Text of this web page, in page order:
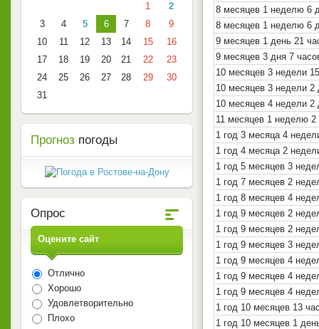
8 месяцев 1 неделю 6
8 месяцев 1 неделю 6
9 месяцев 1 день 21
9 месяцев 3 дня 7
10 месяцев 3 недели
10 месяцев 3 недели 2
10 месяцев 4 недели 2
11 месяцев 1 неделю
1 год 3 месяца 4
1 год 4 месяца 2
1 год 5 месяцев 3
1 год 7 месяцев 2
1 год 8 месяцев 4
1 год 9 месяцев 2
1 год 9 месяцев 2
1 год 9 месяцев 3
1 год 9 месяцев 4
1 год 9 месяцев 4
1 год 9 месяцев 4
1 год 10 месяцев 13
1 год 10 месяцев 1
1
2
3
4 5 6 7 8
9
10
11 12 13 14 15
16
17
18 19 20 21 22
23
24
25 26 27 28 29
30
31
Прогноз погоды
Опрос
Оцените сайт
Отлично
Хорошо
Удовлетворительно
Плохо